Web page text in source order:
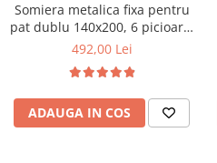
Scaune birou pentru copii
Saltele patuturi copii
Seturi comode living si dormitor
Somiera metalica fixa pentru
pat dublu 140x200, 6 picioare,
32 lamele lemn fag, benzi
negru
492,00 Lei
ADAUGA IN COS